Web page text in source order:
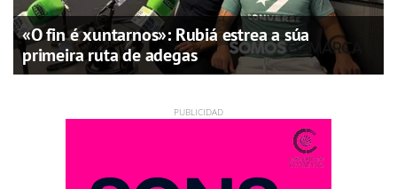
«O fin é xuntarnos»: Rubiá estrea a súa
primeira ruta de adegas